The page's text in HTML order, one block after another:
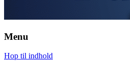
Menu
Hop til indhold